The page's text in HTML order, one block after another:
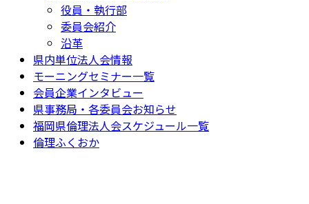
役員・執行部
委員会紹介
沿革
県内単位法人会情報
モーニングセミナー一覧
会員企業インタビュー
県事務局・各委員会お知らせ
福岡県倫理法人会スケジュール一覧
倫理ふくおか